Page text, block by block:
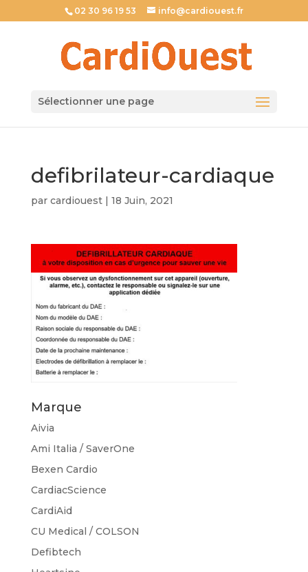
02 30 96 19 53 info@cardiouest.fr
Sélectionner une page
defibrilateur-cardiaque
par cardiouest| 18 Juin, 2021
Marque
Aivia
Ami Italia / SaverOne
Bexen Cardio
CardiacScience
CardiAid
CU Medical / COLSON
Defibtech